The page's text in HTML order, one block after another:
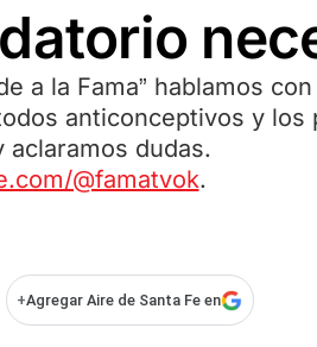
a la Fama” hablamos
anticonceptivos y
dudas.
@famatvok.
+Agregar Aire de Santa Fe en